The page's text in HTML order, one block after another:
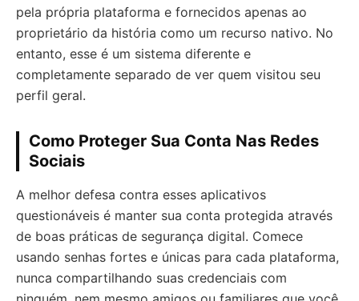
pela própria plataforma e fornecidos apenas ao
proprietário da história como um recurso nativo. No
entanto, esse é um sistema diferente e
completamente separado de ver quem visitou seu
perfil geral.
Como Proteger Sua Conta Nas Redes
Sociais
A melhor defesa contra esses aplicativos
questionáveis é manter sua conta protegida através
de boas práticas de segurança digital. Comece
usando senhas fortes e únicas para cada plataforma,
nunca compartilhando suas credenciais com